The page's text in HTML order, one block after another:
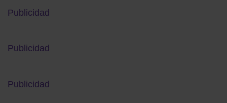
Publicidad
Publicidad
Publicidad